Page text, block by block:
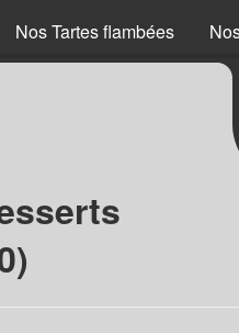
Nos Tartes flambées